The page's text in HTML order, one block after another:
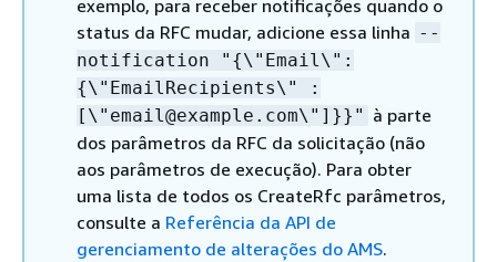
exemplo, para receber notificações quando o
status da RFC mudar, adicione essa linha --
notification " {\"Email\":
{\"EmailRecipients\" :
[\"email@example.com\"]}}" à parte
dos parâmetros da RFC da solicitação (não
aos parâmetros de execução). Para obter
uma lista de todos os CreateRfc parâmetros,
consulte a Referência da API de
gerenciamento de alterações do AMS.